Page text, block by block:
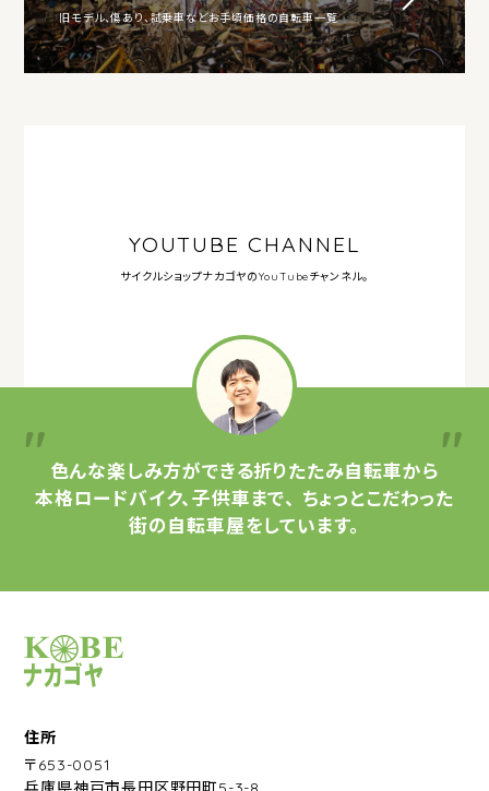
旧モデル、傷あり、試乗車などお手頃価格の自転車一覧
YOUTUBE CHANNEL
サイクルショップナカゴヤのYouTubeチャンネル。
色んな楽しみ方ができる折りたたみ自転車から
本格ロードバイク、子供車まで、 ちょっとこだわった
街の自転車屋をしています。
サイクルショップナカゴヤ
住所
〒653-0051